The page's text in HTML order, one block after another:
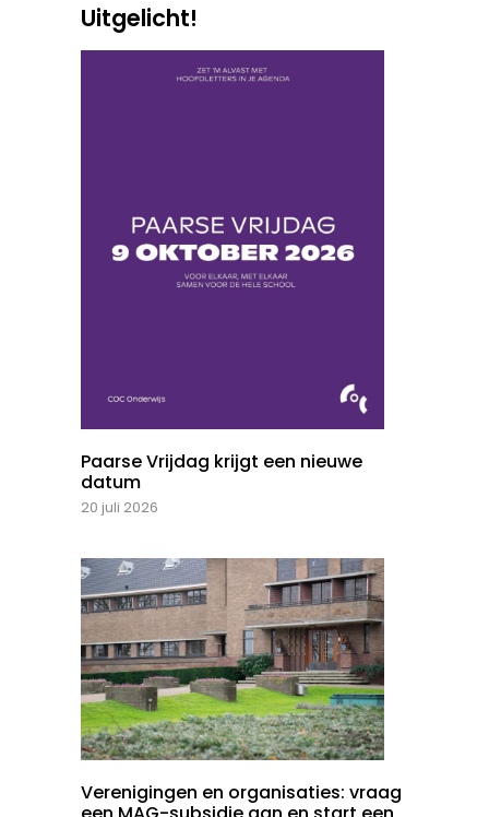
Uitgelicht!
Paarse Vrijdag krijgt een nieuwe
datum
20 juli 2026
Verenigingen en organisaties: vraag